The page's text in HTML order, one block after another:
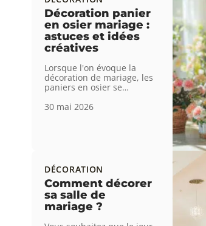
Décoration panier
en osier mariage :
astuces et idées
créatives
Lorsque l'on évoque la
décoration de mariage, les
paniers en osier se…
30 mai 2026
DÉCORATION
Comment décorer
sa salle de
mariage ?